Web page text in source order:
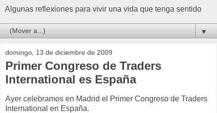
Algunas reflexiones para vivir una vida que tenga sentido
▼
domingo, 13 de diciembre de 2009
Primer Congreso de Traders
International es España
Ayer celebramos en Madrid el Primer Congreso de Traders
International en España.